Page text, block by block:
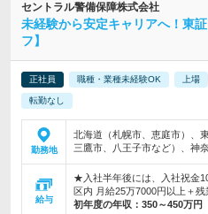
セントラル警備保障株式会社
未経験から安定キャリアへ！東
フ】
正社員 職種・業種未経験OK 上場
転勤なし
勤務地
北海道（札幌市、恵庭市）、
三鷹市、八王子市など）、神
給与
★入社半年後には、入社祝金
区内 月給25万7000円以上＋残
初年度の年収： 350～450万円